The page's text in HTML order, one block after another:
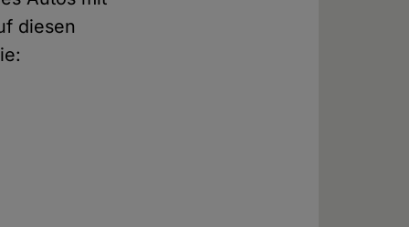
diesen